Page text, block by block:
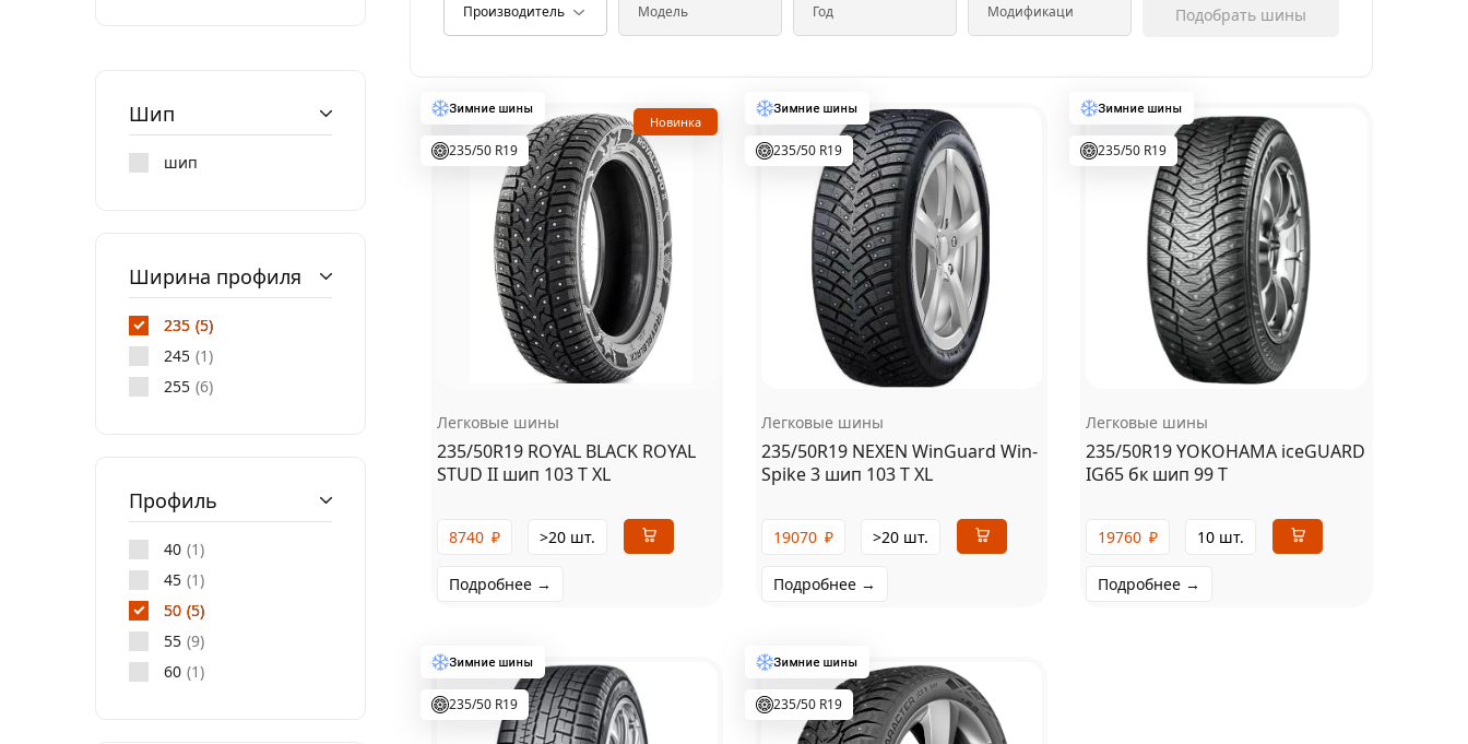
Подобрать шины
Новинка
235/50 R19
Легковые шины
235/50R19 ROYAL BLACK ROYAL
STUD II шип 103 T XL
8740 ₽ >20 шт.
Подробнее →
235/50 R19
Легковые шины
235/50R19 NEXEN WinGuard Win-
Spike 3 шип 103 T XL
19070 ₽ >20 шт.
Подробнее →
235/50 R19
Легковые шины
235/50R19 YOKOHAMA iceGUARD
IG65 бк шип 99 T
19760 ₽ 10 шт.
Подробнее →
235/50 R19 235/50 R19
Шип
шип
Ширина профиля
235 5
245 1
255 6
Профиль
40 1
45 1
50 5
55 9
60 1